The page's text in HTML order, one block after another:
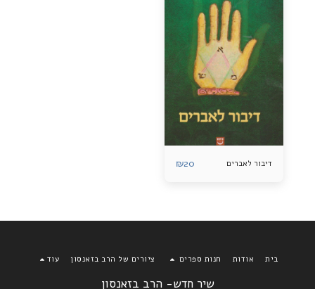
דיבור לאברים ₪20
שיר חדש- הרב בזאנסון
בית אודות חנות ספרים ציורים של הרב בזאנסון עוד